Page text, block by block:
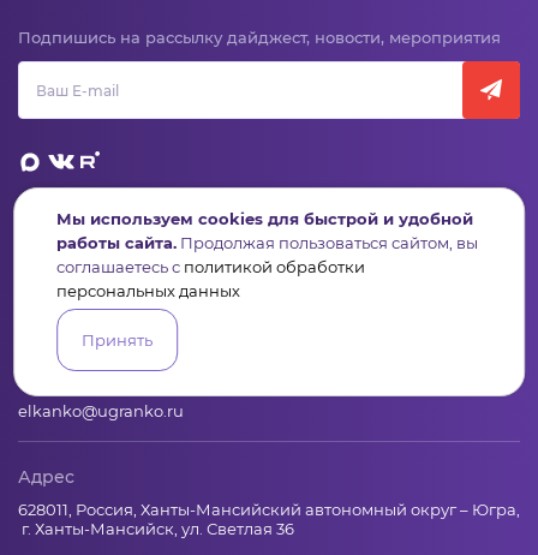
Подпишись на рассылку дайджест, новости, мероприятия
ПульсКонкурсыОрганизацииАктивистыПроекты
База знаний Видеокурсы
Контакты
+7 (346) 735-11-30
elkanko@ugranko.ru
Адрес
628011, Россия, Ханты-Мансийский автономный округ – Югра,
г. Ханты-Мансийск, ул. Светлая 36
Мы используем cookies для быстрой и удобной
работы сайта. Продолжая пользоваться сайтом, вы
соглашаетесь с политикой обработки
персональных данных
Принять